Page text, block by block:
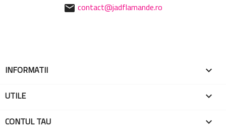
mail contact@jadflamande.ro
INFORMATII 
UTILE 
CONTUL TAU 